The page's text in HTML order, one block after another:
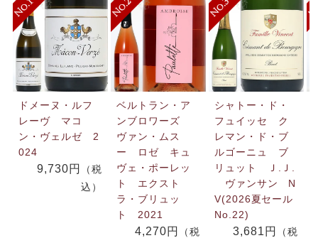
ドメーヌ・ルフ
レーヴ マコ
ン・ヴェルゼ 2
024
9,730円
（税
込）
ベルトラン・ア
ンブロワーズ
ヴァン・ムス
ー ロゼ キュ
ヴェ・ポーレッ
ト エクスト
ラ・ブリュッ
ト 2021
4,270円
（税
シャトー・ド・
フュイッセ ク
レマン・ド・ブ
ルゴーニュ ブ
リュット Ｊ.Ｊ.
ヴァンサン N
V(2026夏セール
No.22)
3,681円
（税